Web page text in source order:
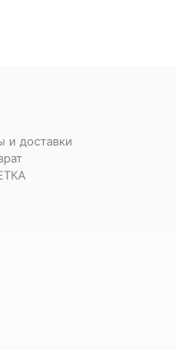
и доставки